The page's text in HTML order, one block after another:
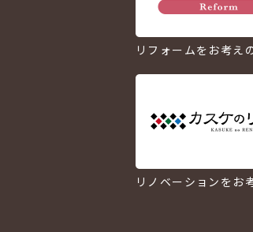
リフォームをお考え
リノベーションをお